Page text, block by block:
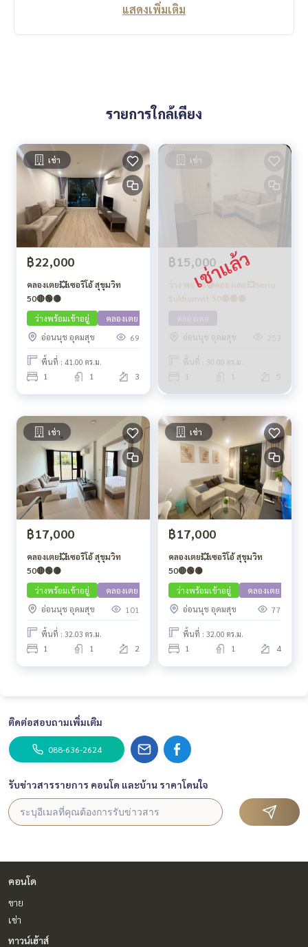
แสดงเพิ่มเติม
รายการใกล้เคียง
เช่า
฿22,000
คลองเตย💥เซอริโอ้ สุขุมวิท
50🔴🟢🟡
ว่างพร้อมเข้าอยู่
คลองเตย
อ่อนนุช อุดมสุข
69
พื้นที่ : 41.00 ตร.ม.
1 1 3
เช่า
฿15,000
ว่าง พย 68🔴คลองเตย💥Serio
Sukhumvit 50🔴🟢🟡
อ่อนนุช อุดมสุข
253
พื้นที่ : 30.00 ตร.ม.
1 1 5
เช่า
฿17,000
คลองเตย💥เซอริโอ้ สุขุมวิท
50🔴🟢🟡
ว่างพร้อมเข้าอยู่
คลองเตย
อ่อนนุช อุดมสุข
101
พื้นที่ : 32.03 ตร.ม.
1 1 2
เช่า
฿17,000
คลองเตย💥เซอริโอ้ สุขุมวิท
50🔴🟢🟡
ว่างพร้อมเข้าอยู่
คลองเตย
อ่อนนุช อุดมสุข
77
พื้นที่ : 32.00 ตร.ม.
1 1 4
ติดต่อสอบถามเพิ่มเติม
088-636-2624
รับข่าวสารรายการ คอนโด และบ้าน ราคาโดนใจ
คอนโด
ขาย
เช่า
ทาวน์เฮ้าส์